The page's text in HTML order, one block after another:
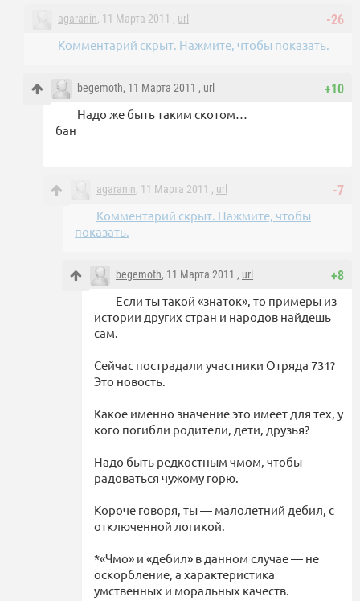
-26
agaranin, 11 Марта 2011 , url
Комментарий скрыт. Нажмите, чтобы показать.
+10
begemoth, 11 Марта 2011 , url
Надо же быть таким скотом…
бан
-7
agaranin, 11 Марта 2011 , url
Комментарий скрыт. Нажмите, чтобы
показать.
+8
begemoth, 11 Марта 2011 , url
Если ты такой «знаток», то примеры из
истории других стран и народов найдешь
сам.
Сейчас пострадали участники Отряда 731?
Это новость.
Какое именно значение это имеет для тех, у
кого погибли родители, дети, друзья?
Надо быть редкостным чмом, чтобы
радоваться чужому горю.
Короче говоря, ты — малолетний дебил, с
отключенной логикой.
*«Чмо» и «дебил» в данном случае — не
оскорбление, а характеристика
умственных и моральных качеств.